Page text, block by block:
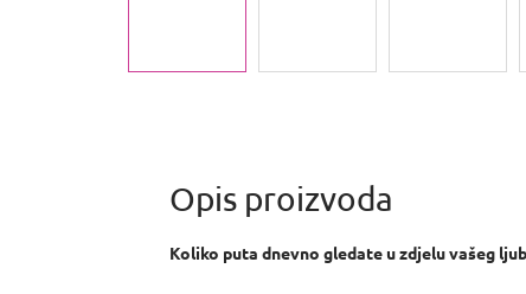
Koliko puta dnevno gledate u zdjelu vašeg